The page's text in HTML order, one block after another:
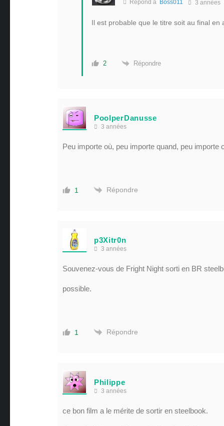
Répond à Boss011 3 années
Il est probable que le titre soit au final en
2 Répondre
PoolperDanusse
3 années
Peu importe où, peu importe quand, peu
1 Répondre
p3Xitr0n
3 années
Souvenez-vous de Fright Night sorti en BR
possible.
1 Répondre
Philippe
3 années
ce bon film a le mérite de sortir en steelbook.